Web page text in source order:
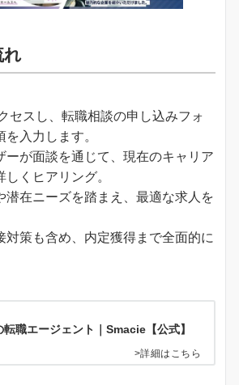
れ
セスし、転職相談の申し込みフォ
入力します。
ーが面談を通じて、現在のキャリア
くヒアリング。
潜在ニーズを踏まえ、最適な求人を
対策も含め、内定獲得まで全面的に
職エージェント｜Smacie【公式】
>詳細はこちら